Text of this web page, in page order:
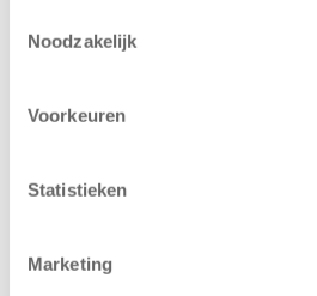
Noodzakelijk
Voorkeuren
Statistieken
Marketing
Westerburcht in
kregen een…